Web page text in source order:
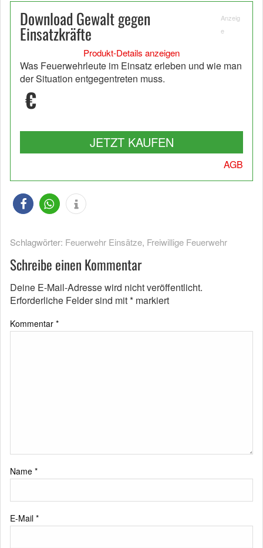
Download Gewalt gegen
Einsatzkräfte
Anzeig
e
Produkt-Details anzeigen
Was Feuerwehrleute im Einsatz erleben und wie man
der Situation entgegentreten muss.
€
JETZT KAUFEN
AGB
Schlagwörter: Feuerwehr Einsätze, Freiwillige Feuerwehr
Schreibe einen Kommentar
Deine E-Mail-Adresse wird nicht veröffentlicht.
Erforderliche Felder sind mit* markiert
Kommentar *
Name *
E-Mail *